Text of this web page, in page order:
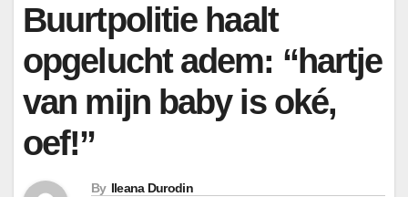
Buurtpolitie haalt
opgelucht adem: “hartje
van mijn baby is oké,
oef!”
By Ileana Durodin